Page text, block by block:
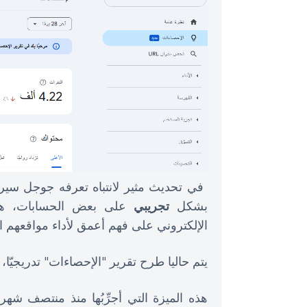
في تحديث مثير لانتباه تعرفه جوجل
بشكلتجريبي على بعض الحسابات،
الإلكتروني على فهم أعمق لأداء مواقعهم
يتم حاليا طرح تقرير "الإحصاءات"